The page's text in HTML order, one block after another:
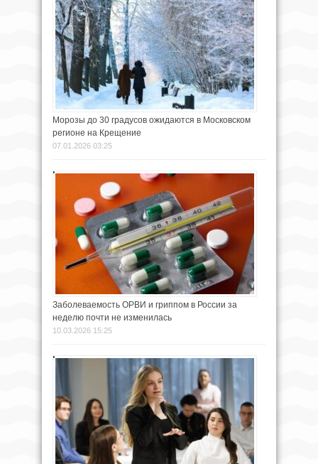
Морозы до 30 градусов ожидаются в Московском
регионе на Крещение
07.01.2026 03:25
Заболеваемость ОРВИ и гриппом в России за
неделю почти не изменилась
10.03.2026 15:25